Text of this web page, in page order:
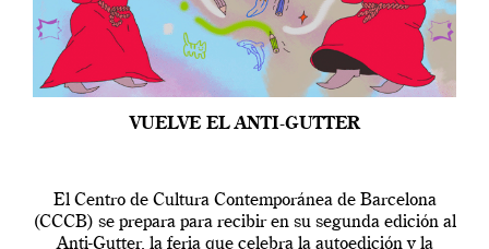
VUELVE EL ANTI-GUTTER
El Centro de Cultura Contemporánea de Barcelona
(CCCB) se prepara para recibir en su segunda edición al
Anti-Gutter, la feria que celebra la autoedición y la